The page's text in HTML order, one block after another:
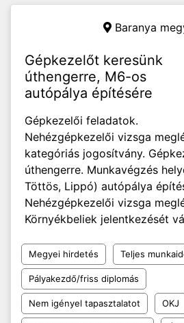
Baranya
Gépkezelőt keresünk
úthengerre, M6-os
autópálya építésére
Gépkezelői feladatok.
Nehézgépkezelői vizsga
kategóriás jogosítvány.
úthengerre. Munkavégzés
Töttös, Lippó) autópálya
Nehézgépkezelői vizsga
Környékbeliek jelentkezését
Megyei hirdetés Teljes
Pályakezdő/friss diplomás
Nem igényel tapasztalatot OKJ